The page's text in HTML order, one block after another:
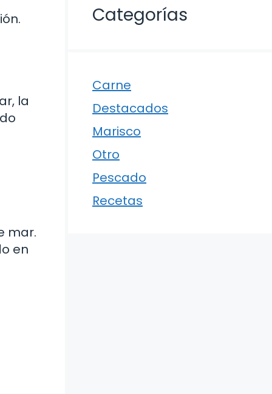
la
mar.
en
Categorías
Carne
Destacados
Marisco
Otro
Pescado
Recetas